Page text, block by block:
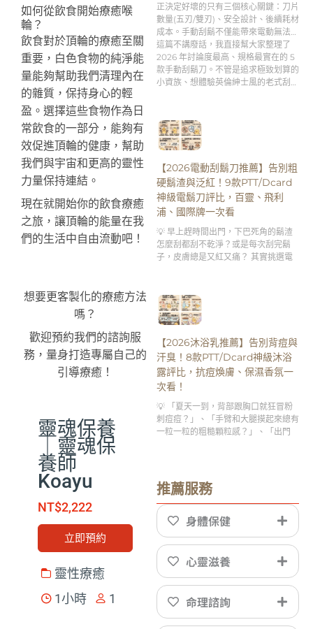
如何從飲食開始療癒喉
輪？
飲食對於頂輪的療癒至關
重要，白色食物的純淨能
量能夠幫助我們清理內在
的雜質，保持身心的輕
盈。選擇這些食物作為日
常飲食的一部分，能夠有
效促進頂輪的健康，幫助
我們與宇宙和更高的靈性
力量保持連結。
現在就開始你的飲食療癒
之旅，讓頂輪的能量在我
們的生活中自由流動吧！
想要更客製化的療癒方法
嗎？
歡迎預約我們的諮詢服
務，量身打造專屬自己的
引導療癒！
靈魂保養
｜靈魂保
養師
Koayu
NT$2,222
立即預約
靈性療癒
1小時
1
正決定好壞的只有三個核心關鍵：刀片
數量(五刃/雙刃)、安全設計、後續耗材
成本。手動刮鬍不僅能帶來電動無法比
擬的「極致貼合刮淨度」，更是男人專
屬的「早晨理容儀式感」。
這篇不講廢話，我直接幫大家整理了
2026 年討論度最高、規格最實在的 5
款手動刮鬍刀。不管是追求極致划算的
小資族、想體驗英倫紳士風的老式刮鬍
雷！👇
【2026電動刮鬍刀推薦】告別粗
硬鬍渣與泛紅！9款PTT/Dcard
神級電鬍刀評比，百靈、飛利
浦、國際牌一次看
💡 早上趕時間出門，下巴死角的鬍渣
怎麼刮都刮不乾淨？或是每次刮完鬍
子，皮膚總是又紅又痛？ 其實挑選電
【2026沐浴乳推薦】告別背痘與
汗臭！8款PTT/Dcard神級沐浴
露評比，抗痘煥膚、保濕香氛一
次看！
💡 「夏天一到，背部跟胸口就狂冒粉
刺痘痘？」、「手臂和大腿摸起來總有
一粒一粒的粗糙顆粒感？」、「出門
推薦服務
身體保健
心靈滋養
命理諮詢